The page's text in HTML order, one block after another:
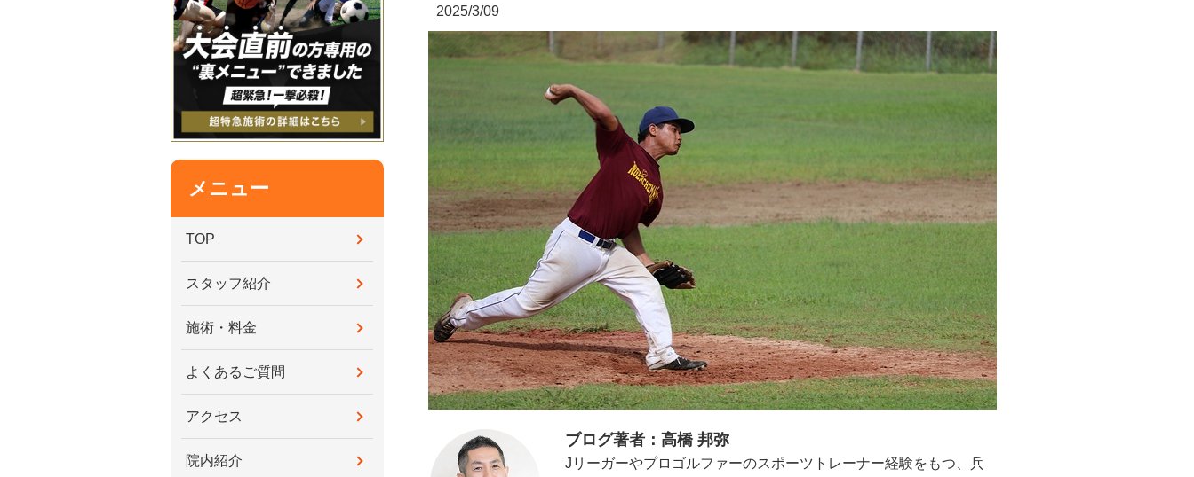
2025/3/09
ブログ著者：高橋 邦弥
Jリーガーやプロゴルファーのスポーツトレーナー経験をもつ、兵
メニュー
TOP
スタッフ紹介
施術・料金
よくあるご質問
アクセス
院内紹介